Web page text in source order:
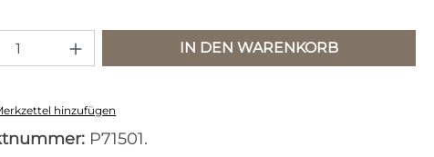
Anzahl: Gib den gewünschten
IN DEN WARENKORB
hinzufügen
P71501.